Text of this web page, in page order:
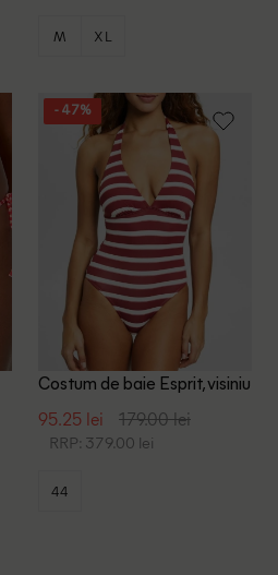
M XL
- 47%
Costum de baie Esprit, visiniu
95.25 lei 179.00 lei
RRP: 379.00 lei
44